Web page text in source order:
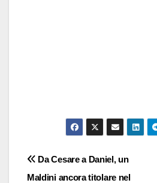
Navigazione
Da Cesare a Daniel, un
Maldini ancora titolare nel